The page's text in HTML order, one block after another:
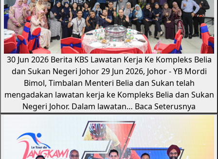
30 Jun 2026 Berita KBS Lawatan Kerja Ke Kompleks Belia
dan Sukan Negeri Johor 29 Jun 2026, Johor - YB Mordi
Bimol, Timbalan Menteri Belia dan Sukan telah
mengadakan lawatan kerja ke Kompleks Belia dan Sukan
Negeri Johor. Dalam lawatan… Baca Seterusnya